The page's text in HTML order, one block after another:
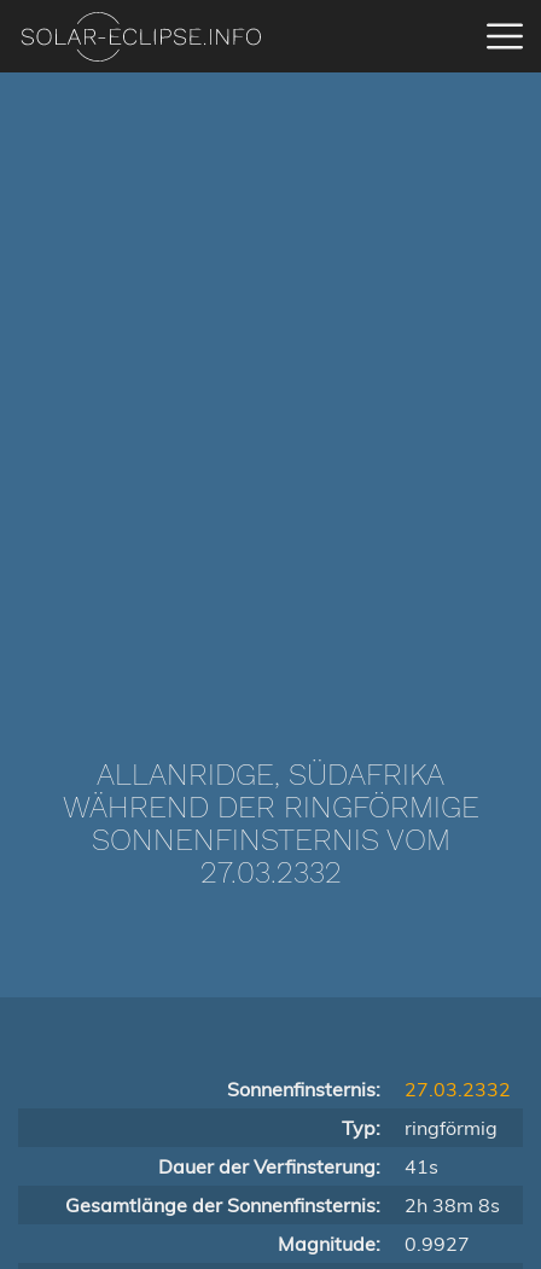
ALLANRIDGE, SÜDAFRIKA
WÄHREND DER RINGFÖRMIGE
SONNENFINSTERNIS VOM
27.03.2332
Sonnenfinsternis:
27.03.2332
Typ:
ringförmig
Dauer der Verfinsterung:
41s
Gesamtlänge der Sonnenfinsternis:
2h 38m 8s
Magnitude:
0.9927